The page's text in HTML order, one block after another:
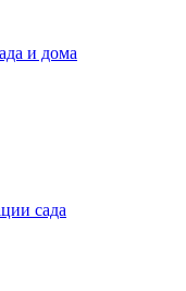
и дома
сада